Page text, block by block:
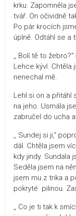
krku. Zapomněla
tvář. On očividně
Po pár krocích
úplně. Odtáhl se a
,, Bolí tě to
Lehce kývl. Chtěla
nenechal mě.
Lehl si on a přitáhl
na jeho. Usmála
zabručel do ucha
,, Sundej si ji,“
dál. Chtěla jsem
kdy jindy. Sundala
Seděla jsem na
jsem mu z trika a
pokryté pilinou.
,, Co je ti tak k